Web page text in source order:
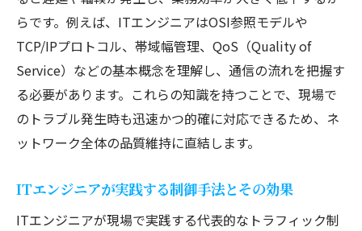
らです。例えば、ITエンジニアはOSI参照モデルや
TCP/IPプロトコル、帯域幅管理、QoS（Quality of
Service）などの基本概念を理解し、通信の流れを把握す
る必要があります。これらの知識を持つことで、現場で
のトラブル発生時も迅速かつ的確に対応できるため、ネ
ットワーク全体の品質維持に直結します。
ITエンジニアが実践する制御手法とその効果
ITエンジニアが現場で実践する代表的なトラフィック制